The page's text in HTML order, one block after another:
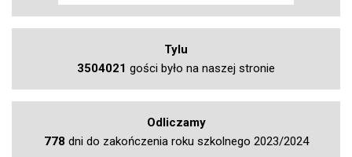
Tylu
3504021 gości było na naszej stronie
Odliczamy
778 dni do zakończenia roku szkolnego 2023/2024